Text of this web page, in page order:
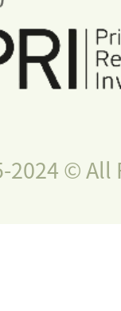
2024 © All